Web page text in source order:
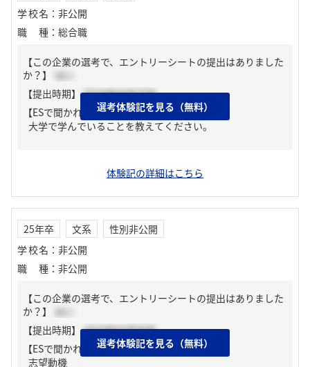
学校名 ： 非公開
職種 ： 総合職
【この企業の選考で、エントリーシートの提出はありました
か？】
はい
【提出時期】 2024年04月下旬
【ESで聞かれた質問】
大学で学んでいることを教えてください。
体験記の詳細はこちら
選考体験記を見る（無料）
25年卒 文系
性別非公開
学校名 ： 非公開
職種 ： 非公開
【この企業の選考で、エントリーシートの提出はありました
か？】
はい
【提出時期】 2024年03月中旬
【ESで聞かれた質問】
志望動機
選考体験記を見る（無料）